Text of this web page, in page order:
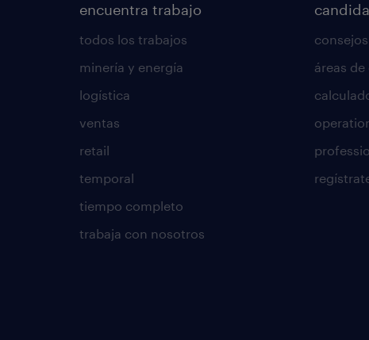
encuentra trabajo
todos los trabajos
minería y energía
logística
ventas
retail
temporal
tiempo completo
trabaja con nosotros
áreas